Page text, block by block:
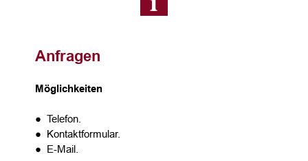
Anfragen
Möglichkeiten
● Telefon.
● Kontaktformular.
● E-Mail.